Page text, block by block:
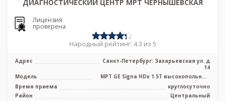
ДИАГНОСТИЧЕСКИЙ ЦЕНТР МРТ ЧЕРНЫШЕВСКАЯ
Лицензия
проверена
Народный рейтинг: 4.3 из 5
Адрес
Санкт-Петербург: Захарьевская ул. д
14
Модель
МРТ GE Signa HDx 1.5T высокопольный
закрытый тип
Время приема
круглосуточно
Район
Центральный